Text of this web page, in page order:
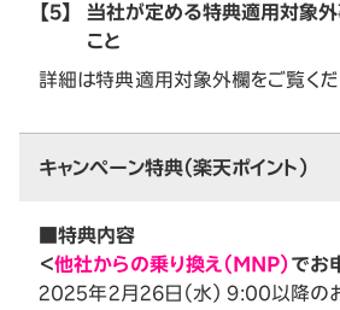
【5】
当社が定める特典適用対象
こと
詳細は特典適用対象外欄をご覧く
キャンペーン特典（楽天ポイント）
■特典内容
＜他社からの乗り換え（MNP）でお
2025年2月26日（水） 9:00以降のお